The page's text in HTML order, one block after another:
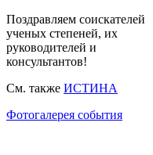
Поздравляем соискателей
ученых степеней, их
руководителей и
консультантов!
См. также ИСТИНА
Фотогалерея события